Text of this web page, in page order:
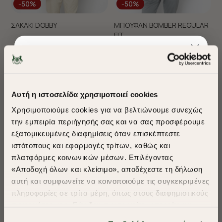
Αυτή η ιστοσελίδα χρησιμοποιεί cookies
Χρησιμοποιούμε cookies για να βελτιώνουμε συνεχώς
την εμπειρία περιήγησής σας και να σας προσφέρουμε
εξατομικευμένες διαφημίσεις όταν επισκέπτεστε
ιστότοπους και εφαρμογές τρίτων, καθώς και
πλατφόρμες κοινωνικών μέσων. Επιλέγοντας
«Αποδοχή όλων και κλείσιμο», αποδέχεστε τη δήλωση
αυτή και συμφωνείτε να κοινοποιούμε τις συγκεκριμένες
πληροφορίες σε τρίτα μέρη, όπως στους διαφημιστικούς
-50%
ΣΑΚΑΚΙ DOBBY
+ 1 Colors
-50%
ΜΠΟΥΦΑΝ BOMBER REGULAR
FIT
€52,50
​
A Season of Style
SUMMER SALE